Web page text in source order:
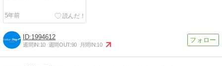
5年前
1994612
週間IN:10 週間OUT:90 月間IN:10